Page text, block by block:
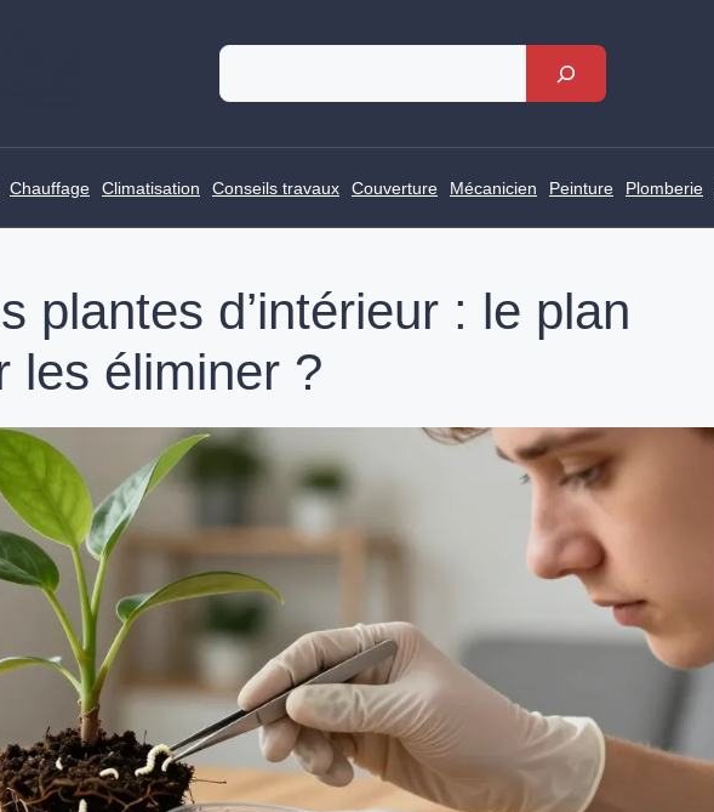
Rechercher
Chauffage Climatisation Conseils travaux Couverture Mécanicien Peinture Plomberie
plantes d’intérieur : le plan
les éliminer ?